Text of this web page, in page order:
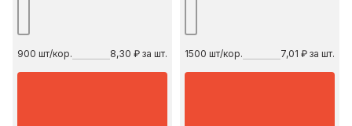
900 шт/кор. 8,30 ₽ за шт. 1500 шт/кор. 7,01 ₽ за шт.